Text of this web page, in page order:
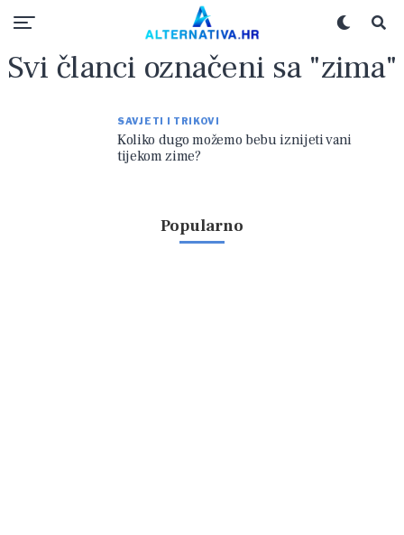
Svi članci označeni sa "zima"
SAVJETI I TRIKOVI
Koliko dugo možemo bebu iznijeti vani
tijekom zime?
Popularno